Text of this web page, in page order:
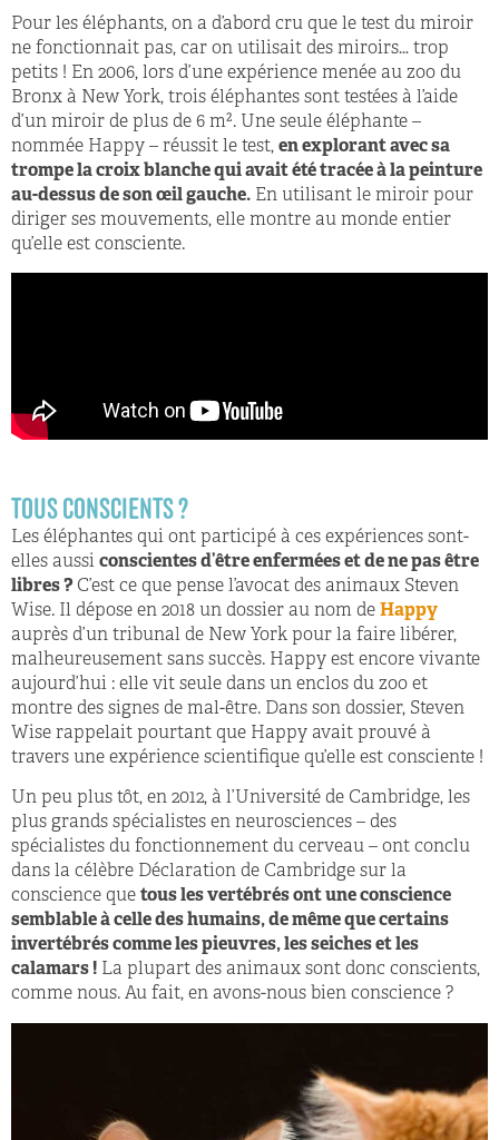
Pour les éléphants, on a d’abord cru que le test du miroir
ne fonctionnait pas, car on utilisait des miroirs… trop
petits ! En 2006, lors d’une expérience menée au zoo du
Bronx à New York, trois éléphantes sont testées à l’aide
d’un miroir de plus de 6 m². Une seule éléphante –
nommée Happy – réussit le test, en explorant avec sa
trompe la croix blanche qui avait été tracée à la peinture
au-dessus de son œil gauche. En utilisant le miroir pour
diriger ses mouvements, elle montre au monde entier
qu’elle est consciente.
TOUS CONSCIENTS ?
Les éléphantes qui ont participé à ces expériences sont-
elles aussi conscientes d’être enfermées et de ne pas être
libres ? C’est ce que pense l’avocat des animaux Steven
Wise. Il dépose en 2018 un dossier au nom de Happy
auprès d’un tribunal de New York pour la faire libérer,
malheureusement sans succès. Happy est encore vivante
aujourd’hui : elle vit seule dans un enclos du zoo et
montre des signes de mal-être. Dans son dossier, Steven
Wise rappelait pourtant que Happy avait prouvé à
travers une expérience scientifique qu’elle est consciente !
Un peu plus tôt, en 2012, à l’Université de Cambridge, les
plus grands spécialistes en neurosciences – des
spécialistes du fonctionnement du cerveau – ont conclu
dans la célèbre Déclaration de Cambridge sur la
conscience que tous les vertébrés ont une conscience
semblable à celle des humains, de même que certains
invertébrés comme les pieuvres, les seiches et les
calamars ! La plupart des animaux sont donc conscients,
comme nous. Au fait, en avons-nous bien conscience ?